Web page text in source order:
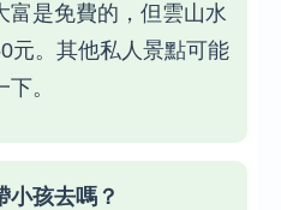
富是免費的，但雲山水
元。其他私人景點可能
。
小孩去嗎？